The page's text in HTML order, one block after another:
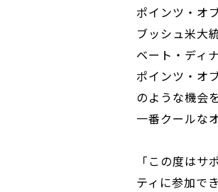
ポインツ・オ
ブッシュ米大
ベート・ディ
ポインツ・オ
のような機会
一番クールな
「この度は
ティに参加で